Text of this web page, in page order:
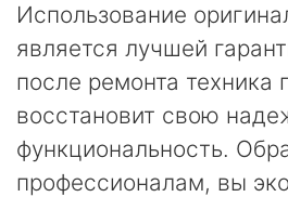
Использование
является лучшей
после ремонта техника
восстановит свою
функциональность.
профессионалам, вы